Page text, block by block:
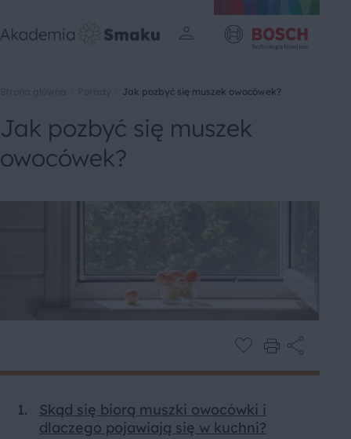
Jak pozbyć się muszek owocówek?
Jak pozbyć się muszek
owocówek?
Skąd się biorą muszki owocówki i
dlaczego pojawiają się w kuchni?